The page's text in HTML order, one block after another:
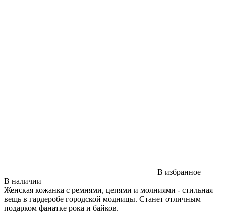
В избранное
В наличии
Женская кожанка с ремнями, цепями и молниями - стильная
вещь в гардеробе городской модницы. Станет отличным
подарком фанатке рока и байков.